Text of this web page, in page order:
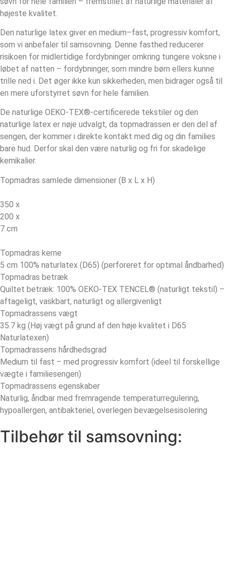
højeste kvalitet.
Den naturlige latex giver en medium–fast, progressiv komfort,
som vi anbefaler til samsovning. Denne fasthed reducerer
risikoen for midlertidige fordybninger omkring tungere voksne i
løbet af natten – fordybninger, som mindre børn ellers kunne
trille ned i. Det øger ikke kun sikkerheden, men bidrager også til
en mere uforstyrret søvn for hele familien.
De naturlige OEKO-TEX®-certificerede tekstiler og den
naturlige latex er nøje udvalgt, da topmadrassen er den del af
sengen, der kommer i direkte kontakt med dig og din families
bare hud. Derfor skal den være naturlig og fri for skadelige
kemikalier.
Topmadras samlede dimensioner (B x L x H)
350 x
200 x
7 cm
Topmadras kerne
5 cm 100% naturlatex (D65) (perforeret for optimal åndbarhed)
Topmadras betræk
Quiltet betræk: 100% OEKO-TEX TENCEL® (naturligt tekstil) –
aftageligt, vaskbart, naturligt og allergivenligt
Topmadrassens vægt
35.7 kg (Høj vægt på grund af den høje kvalitet i D65
Naturlatexen)
Topmadrassens hårdhedsgrad
Medium til fast – med progressiv komfort (ideel til forskellige
vægte i familiesengen)
Topmadrassens egenskaber
Naturlig, åndbar med fremragende temperaturregulering,
hypoallergen, antibakteriel, overlegen bevægelsesisolering
Tilbehør til samsovning: